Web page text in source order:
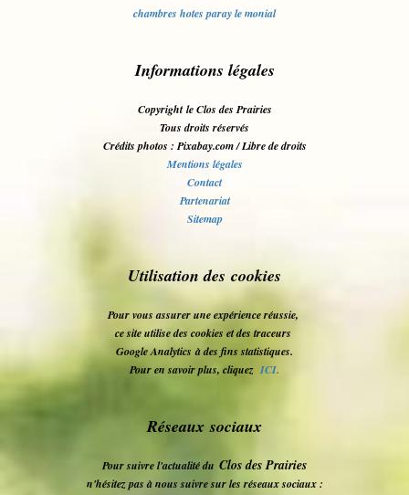
chambres hotes paray le monial
Informations légales
Copyright le Clos des Prairies
Tous droits réservés
Crédits photos : Pixabay.com / Libre de droits
Mentions légales
Contact
Partenariat
Sitemap
Utilisation des cookies
Pour vous assurer une expérience réussie,
ce site utilise des cookies et des traceurs
Google Analyticsà des fins statistiques.
Pour en savoir plus, cliquez ICI.
Réseaux sociaux
Pour suivre l'actualité du Clos des Prairies
n'hésitez pas à nous suivre sur les réseaux sociaux :